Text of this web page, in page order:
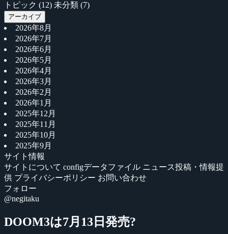
トピック (12) 未分類 (7)
アーカイブ
2026年8月
2026年7月
2026年6月
2026年5月
2026年4月
2026年3月
2026年2月
2026年1月
2025年12月
2025年11月
2025年10月
2025年9月
サイト情報
サイトについて configデータファイル ニュース投稿・情報提
供 プライバシーポリシー お問い合わせ
フォロー
@negitaku
DOOM3は7月13日発売?